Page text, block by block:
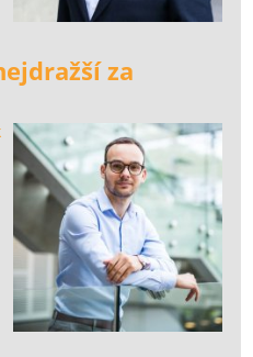
za